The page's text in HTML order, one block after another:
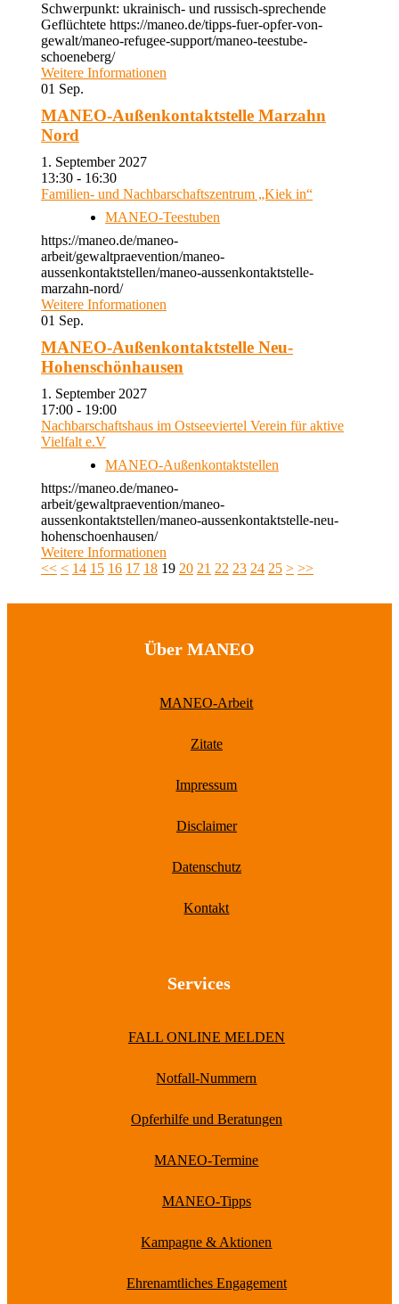
Schwerpunkt: ukrainisch- und russisch-sprechende
Geflüchtete https://maneo.de/tipps-fuer-opfer-von-
gewalt/maneo-refugee-support/maneo-teestube-
schoeneberg/
Weitere Informationen
01 Sep.
MANEO-Außenkontaktstelle Marzahn
Nord
1. September 2027
13:30 - 16:30
Familien- und Nachbarschaftszentrum „Kiek in“
MANEO-Teestuben
https://maneo.de/maneo-
arbeit/gewaltpraevention/maneo-
aussenkontaktstellen/maneo-aussenkontaktstelle-
marzahn-nord/
Weitere Informationen
01 Sep.
MANEO-Außenkontaktstelle Neu-
Hohenschönhausen
1. September 2027
17:00 - 19:00
Nachbarschaftshaus im Ostseeviertel Verein für aktive
Vielfalt e.V
MANEO-Außenkontaktstellen
https://maneo.de/maneo-
arbeit/gewaltpraevention/maneo-
aussenkontaktstellen/maneo-aussenkontaktstelle-neu-
hohenschoenhausen/
Weitere Informationen
<< < 14 15 16 17 18 19 20 21 22 23 24 25 > >>
Über MANEO
MANEO-Arbeit
Zitate
Impressum
Disclaimer
Datenschutz
Kontakt
Services
FALL ONLINE MELDEN
Notfall-Nummern
Opferhilfe und Beratungen
MANEO-Termine
MANEO-Tipps
Kampagne & Aktionen
Ehrenamtliches Engagement